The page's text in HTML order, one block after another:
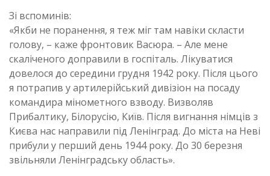
Зі вспоминів:
«Якби не поранення, я теж міг там навіки скласти
голову, – каже фронтовик Васюра. – Але мене
скаліченого доправили в госпіталь. Лікуватися
довелося до середини грудня 1942 року. Після цього
я потрапив у артилерійський дивізіон на посаду
командира мінометного взводу. Визволяв
Прибалтику, Білорусію, Київ. Після вигнання німців з
Києва нас направили під Ленінград. До міста на Неві
прибули у перший день 1944 року. До 30 березня
звільняли Ленінградську область».